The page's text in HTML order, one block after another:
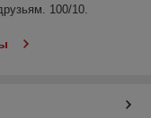
100/10.